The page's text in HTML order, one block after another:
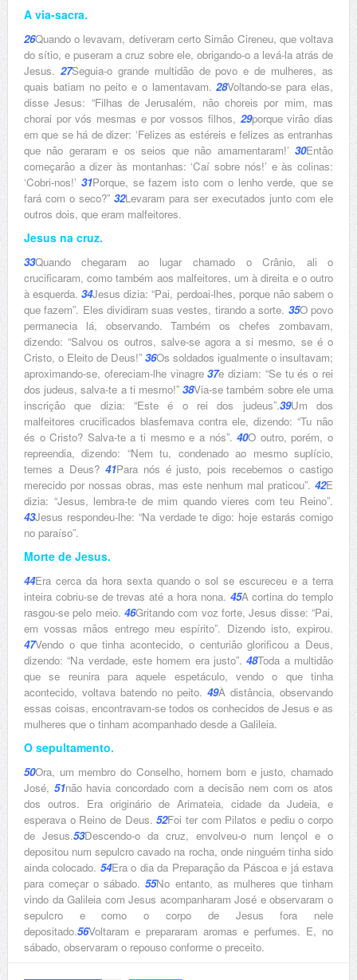
A via-sacra.
26Quando o levavam, detiveram certo Simão Cireneu, que voltava
do sítio, e puseram a cruz sobre ele, obrigando-o a levá-la atrás de
Jesus. 27Seguia-o grande multidão de povo e de mulheres, as
quais batiam no peito e o lamentavam.28Voltando-se para elas,
disse Jesus: “Filhas de Jerusalém, não choreis por mim, mas
chorai por vós mesmas e por vossos filhos, 29porque virão dias
em que se há de dizer: ‘Felizes as estéreis e felizes as entranhas
que não geraram e os seios que não amamentaram!’30Então
começarão a dizer às montanhas: ‘Caí sobre nós!’ e às colinas:
‘Cobri-nos!’ 31Porque, se fazem isto com o lenho verde, que se
fará com o seco?” 32Levaram para ser executados junto com ele
outros dois, que eram malfeitores.
Jesus na cruz.
33Quando chegaram ao lugar chamado o Crânio, ali o
crucificaram, como também aos malfeitores, um à direita e o outro
à esquerda.34Jesus dizia: “Pai, perdoai-lhes, porque não sabem o
que fazem”. Eles dividiram suas vestes, tirando a sorte. 35O povo
permanecia lá, observando. Também os chefes zombavam,
dizendo: “Salvou os outros, salve-se agora a si mesmo, se é o
Cristo, o Eleito de Deus!” 36Os soldados igualmente o insultavam;
aproximando-se, ofereciam-lhe vinagre 37e diziam: “Se tu és o rei
dos judeus, salva-te a ti mesmo!”38Via-se também sobre ele uma
inscrição que dizia: “Este é o rei dos judeus”.39Um dos
malfeitores crucificados blasfemava contra ele, dizendo: “Tu não
és o Cristo? Salva-te a ti mesmo e a nós”.40O outro, porém, o
repreendia, dizendo: “Nem tu, condenado ao mesmo suplício,
temes a Deus? 41Para nós é justo, pois recebemos o castigo
merecido por nossas obras, mas este nenhum mal praticou”.42E
dizia: “Jesus, lembra-te de mim quando vieres com teu Reino”.
43Jesus respondeu-lhe: “Na verdade te digo: hoje estarás comigo
no paraíso”.
Morte de Jesus.
44Era cerca da hora sexta quando o sol se escureceu e a terra
inteira cobriu-se de trevas até a hora nona. 45A cortina do templo
rasgou-se pelo meio. 46Gritando com voz forte, Jesus disse: “Pai,
em vossas mãos entrego meu espírito”. Dizendo isto, expirou.
47Vendo o que tinha acontecido, o centurião glorificou a Deus,
dizendo: “Na verdade, este homem era justo”.48Toda a multidão
que se reunira para aquele espetáculo, vendo o que tinha
acontecido, voltava batendo no peito.49À distância, observando
essas coisas, encontravam-se todos os conhecidos de Jesus e as
mulheres que o tinham acompanhado desde a Galileia.
O sepultamento.
50Ora, um membro do Conselho, homem bom e justo, chamado
José, 51não havia concordado com a decisão nem com os atos
dos outros. Era originário de Arimateia, cidade da Judeia, e
esperava o Reino de Deus.52Foi ter com Pilatos e pediu o corpo
de Jesus.53Descendo-o da cruz, envolveu-o num lençol e o
depositou num sepulcro cavado na rocha, onde ninguém tinha sido
ainda colocado. 54Era o dia da Preparação da Páscoa e já estava
para começar o sábado.55No entanto, as mulheres que tinham
vindo da Galileia com Jesus acompanharam José e observaram o
sepulcro e como o corpo de Jesus fora nele
depositado.56Voltaram e prepararam aromas e perfumes. E, no
sábado, observaram o repouso conforme o preceito.